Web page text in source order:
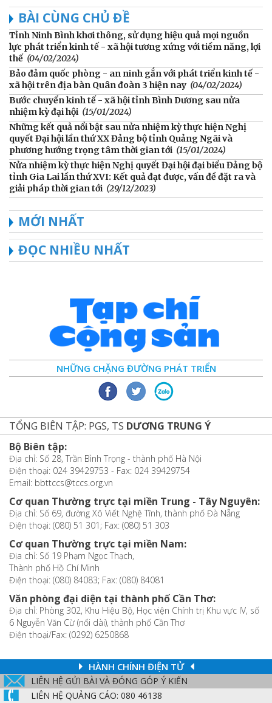
BÀI CÙNG CHỦ ĐỀ
Tỉnh Ninh Bình khơi thông, sử dụng hiệu quả mọi nguồn
lực phát triển kinh tế - xã hội tương xứng với tiềm năng, lợi
thế (04/02/2024)
Bảo đảm quốc phòng - an ninh gắn với phát triển kinh tế -
xã hội trên địa bàn Quân đoàn 3 hiện nay (04/02/2024)
Bước chuyển kinh tế - xã hội tỉnh Bình Dương sau nửa
nhiệm kỳ đại hội (15/01/2024)
Những kết quả nổi bật sau nửa nhiệm kỳ thực hiện Nghị
quyết Đại hội lần thứ XX Đảng bộ tỉnh Quảng Ngãi và
phương hướng trọng tâm thời gian tới (15/01/2024)
Nửa nhiệm kỳ thực hiện Nghị quyết Đại hội đại biểu Đảng bộ
tỉnh Gia Lai lần thứ XVI: Kết quả đạt được, vấn đề đặt ra và
giải pháp thời gian tới (29/12/2023)
MỚI NHẤT
ĐỌC NHIỀU NHẤT
NHỮNG CHẶNG ĐƯỜNG PHÁT TRIỂN
TỔNG BIÊN TẬP: PGS, TS DƯƠNG TRUNG Ý
Bộ Biên tập:
Địa chỉ: Số 28, Trần Bình Trọng - thành phố Hà Nội
Điện thoại: 024 39429753 - Fax: 024 39429754
Email: bbttccs@tccs.org.vn
Cơ quan Thường trực tại miền Trung - Tây Nguyên:
Địa chỉ: Số 69, đường Xô Viết Nghệ Tĩnh, thành phố Đà Nẵng
Điện thoại: (080) 51 301; Fax: (080) 51 303
Cơ quan Thường trực tại miền Nam:
Địa chỉ: Số 19 Phạm Ngọc Thạch,
Thành phố Hồ Chí Minh
Điện thoại: (080) 84083; Fax: (080) 84081
Văn phòng đại diện tại thành phố Cần Thơ:
Địa chỉ: Phòng 302, Khu Hiệu Bộ, Học viện Chính trị Khu vực IV, số
6 Nguyễn Văn Cừ (nối dài), thành phố Cần Thơ
Điện thoại/Fax: (0292) 6250868
HÀNH CHÍNH ĐIỆN TỬ
LIÊN HỆ GỬI BÀI VÀ ĐÓNG GÓP Ý KIẾN
LIÊN HỆ QUẢNG CÁO: 080 46138